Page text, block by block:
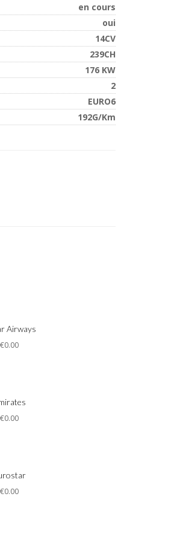
en cours
oui
14CV
239CH
176 KW
2
EURO6
192G/Km
Airways
€0.00
€0.00
€0.00